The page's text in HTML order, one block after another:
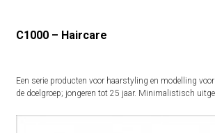
C1000 – Haircare
Een serie producten voor haarstyling en modelling
de doelgroep; jongeren tot 25 jaar. Minimalistisch